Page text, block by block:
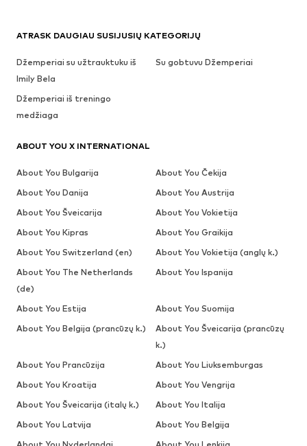
ATRASK DAUGIAU SUSIJUSIŲ KATEGORIJŲ
Džemperiai su užtrauktuku iš
Imily Bela
Su gobtuvu Džemperiai
Džemperiai iš treningo
medžiaga
ABOUT YOU X INTERNATIONAL
About You Bulgarija
About You Čekija
About You Danija
About You Austrija
About You Šveicarija
About You Vokietija
About You Kipras
About You Graikija
About You Switzerland (en)
About You Vokietija (anglų k.)
About You The Netherlands
(de)
About You Ispanija
About You Estija
About You Suomija
About You Belgija (prancūzų k.)
About You Šveicarija (prancūzų
k.)
About You Prancūzija
About You Liuksemburgas
About You Kroatija
About You Vengrija
About You Šveicarija (italų k.)
About You Italija
About You Latvija
About You Belgija